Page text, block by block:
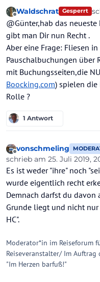
Offline
Waldschrat Gesperrt
@Günter,hab das
gibt man Dir nun Recht .
Aber eine Frage: Fliesen
Pauschalbuchungen über
mit Buchungsseiten,die
Boocking.com) spielen die
Rolle ?
1 Antwort
Offline
vonschmeling
schrieb am 25. Juli 2019,
zuletzt editiert von
Es ist weder "ihre" noch
wurde eigentlich recht
Demnach darfst du davon
Grunde liegt und nicht
HC".
Moderator*in im Reiseforum
Reiseveranstalter/ Im Auftrag
"Im Herzen barfuß!"